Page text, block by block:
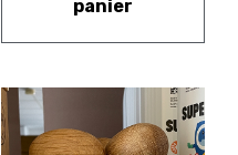
panier